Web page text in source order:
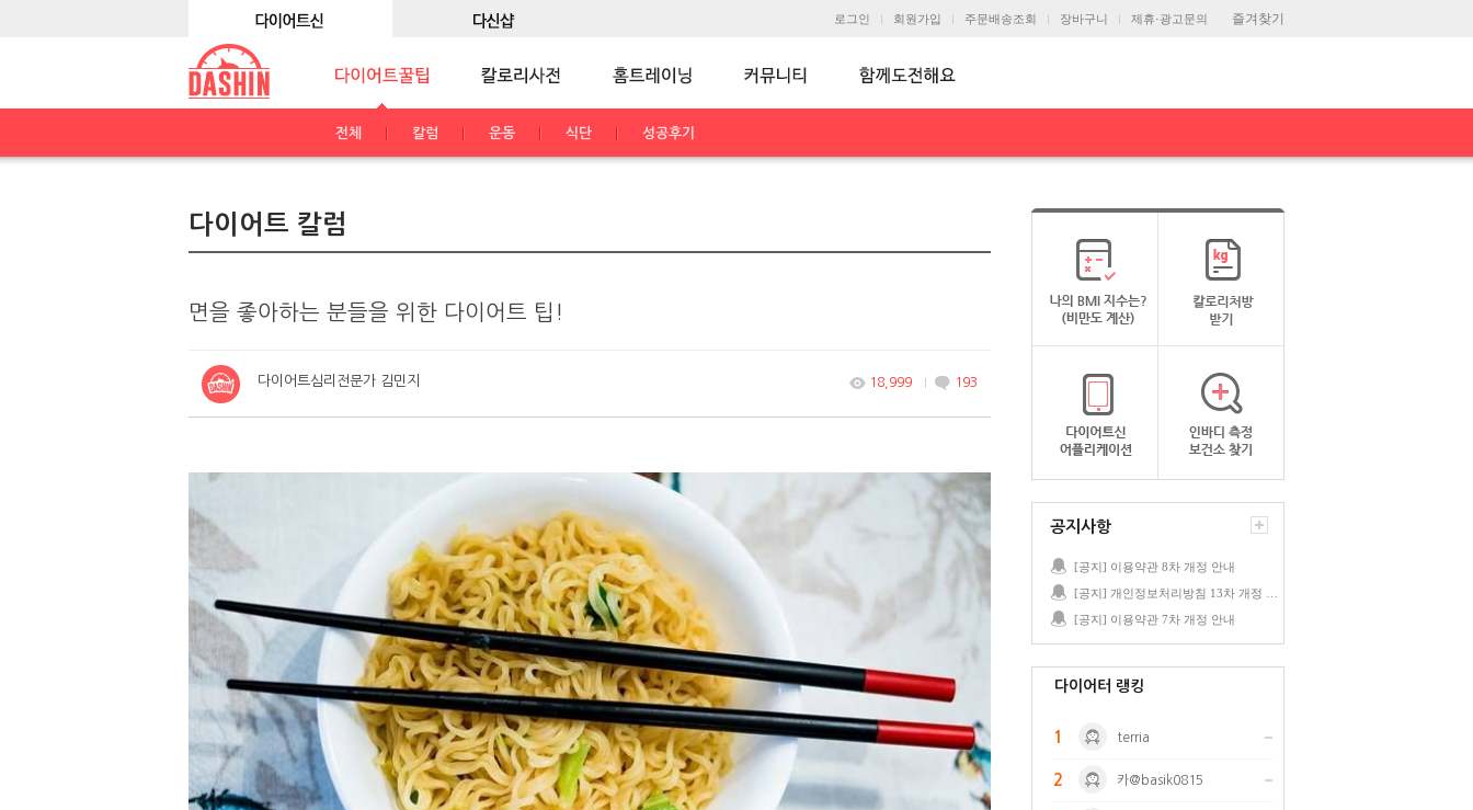
즐겨찾기
로그인 회원가입 주문배송조회 장바구니 제휴·광고문의
전체 칼럼 운동 식단 성공후기
다이어트 칼럼
면을 좋아하는 분들을 위한 다이어트 팁!
다이어트심리전문가 김민지 18,999 193
공지사항
[공지] 이용약관 8차 개정 안내
[공지] 이용약관 7차 개정 안내
다이어터 랭킹
1 terria
2 카@basik0815